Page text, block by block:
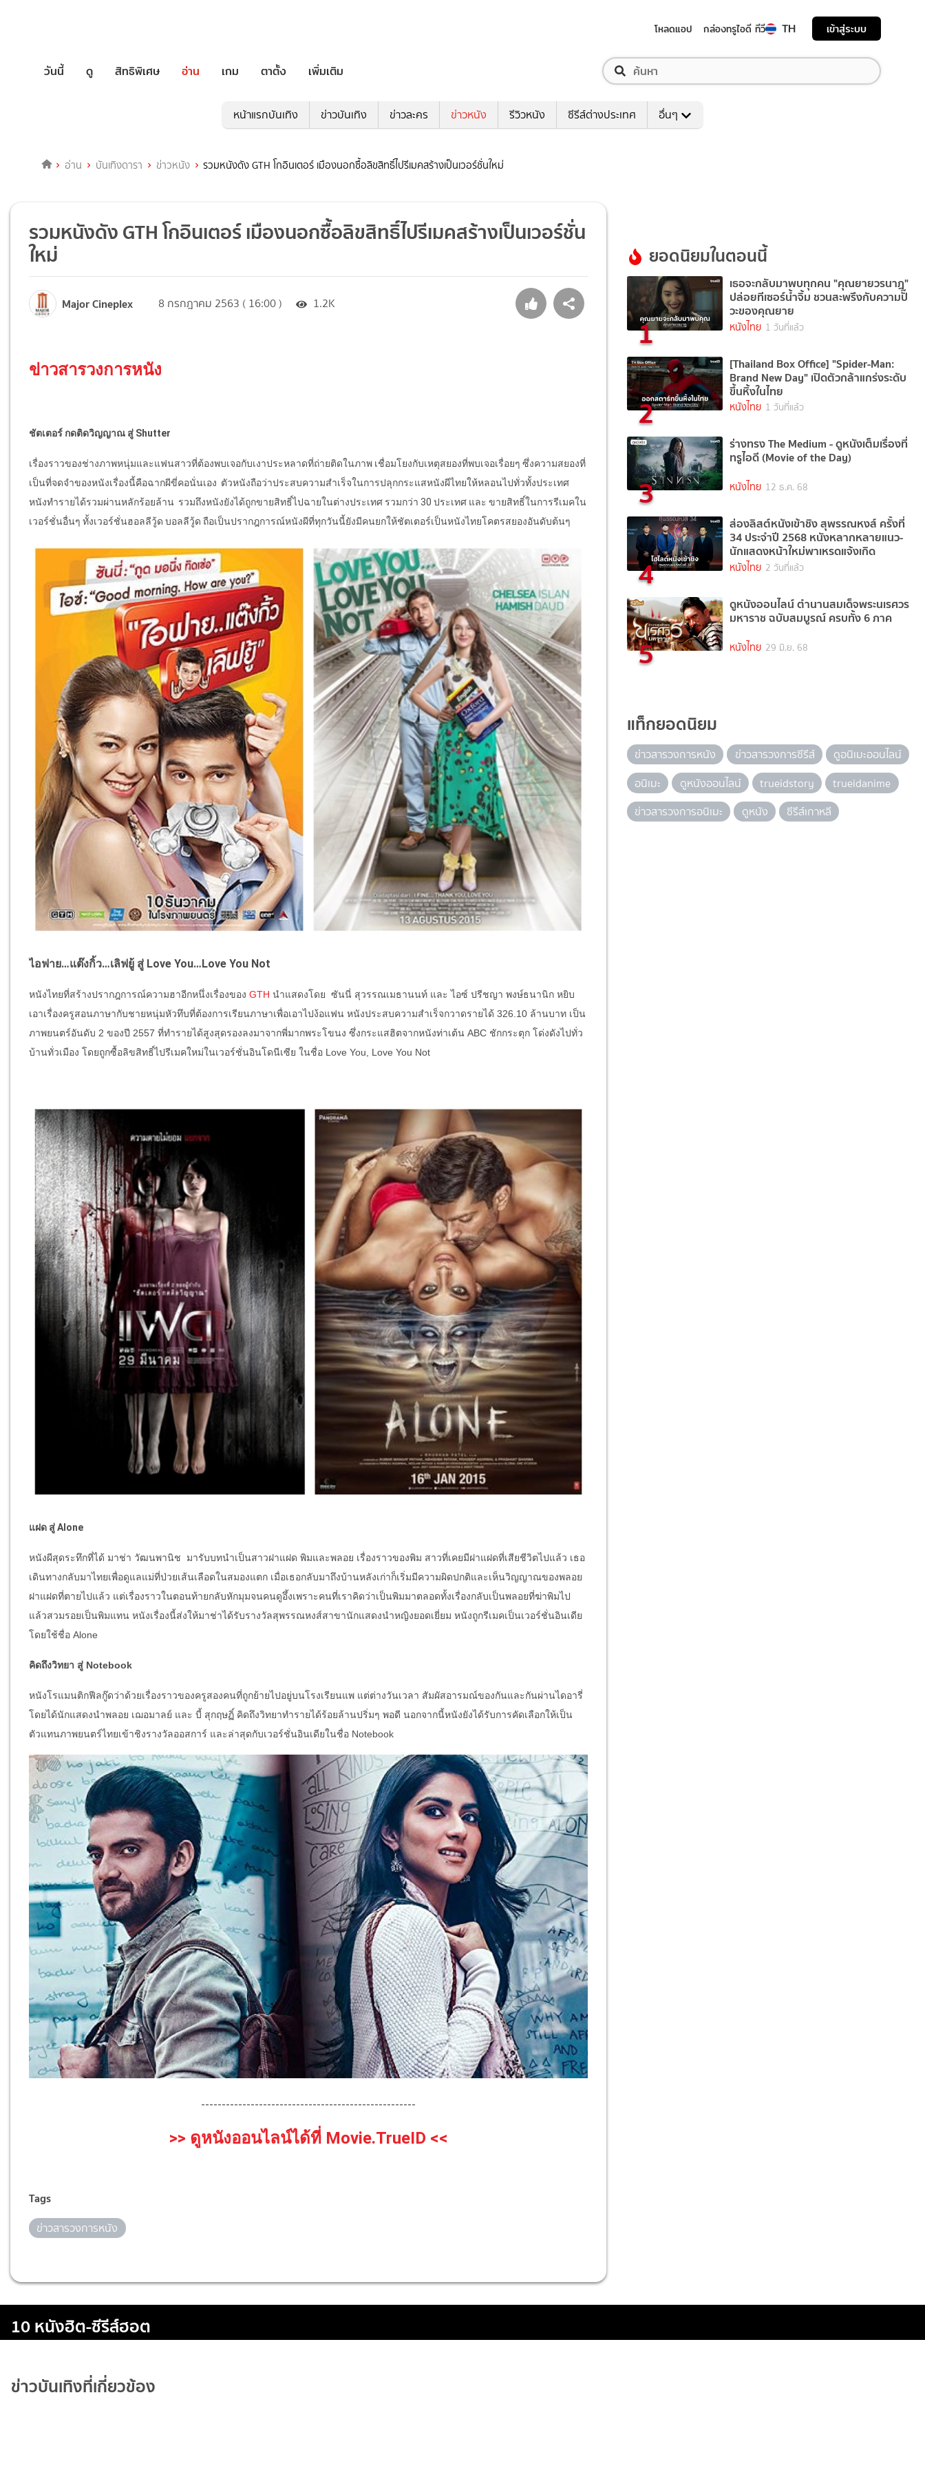
โหลดแอป กล่องทรูไอดี ทีวี TH เข้าสู่ระบบ
วันนี้ ดู สิทธิพิเศษ อ่าน เกม ตาตั้ง เพิ่มเติม
หน้าแรกบันเทิง ข่าวบันเทิง ข่าวละคร ข่าวหนัง รีวิวหนัง ซีรีส์ต่างประเทศ อื่นๆ
อ่าน บันเทิงดารา ข่าวหนัง รวมหนังดัง GTH โกอินเตอร์ เมืองนอกซื้อลิขสิทธิ์ไปรีเมคสร้างเป็นเวอร์ชั่นใหม่
รวมหนังดัง GTH โกอินเตอร์ เมืองนอกซื้อลิขสิทธิ์ไปรีเมคสร้างเป็นเวอร์ชั่น
ใหม่
Major Cineplex 8 กรกฎาคม 2563 ( 16:00 ) 1.2K
ข่าวสารวงการหนัง
ชัตเตอร์ กดติดวิญญาณ สู่ Shutter
เรื่องราวของช่างภาพหนุ่มและแฟนสาวที่ต้องพบเจอกับเงาประหลาดที่ถ่ายติดในภาพ เชื่อมโยงกับเหตุสยองที่พบเจอเรื่อยๆ ซึ่งความสยองที่
เป็นที่จดจำของหนังเรื่องนี้คือฉากผีขี่คอนั่นเอง ตัวหนังถือว่าประสบความสำเร็จในการปลุกกระแสหนังผีไทยให้หลอนไปทั่วทั้งประเทศ
หนังทำรายได้รวมผ่านหลักร้อยล้าน รวมถึงหนังยังได้ถูกขายสิทธิ์ไปฉายในต่างประเทศ รวมกว่า 30 ประเทศ และ ขายสิทธิ์ในการรีเมคใน
เวอร์ชั่นอื่นๆ ทั้งเวอร์ชั่นฮอลลีวู้ด บอลลีวู้ด ถือเป็นปรากฎการณ์หนังผีที่ทุกวันนี้ยังมีคนยกให้ชัตเตอร์เป็นหนังไทยโคตรสยองอันดับต้นๆ
ไอฟาย…แต๊งกิ้ว…เลิฟยู้ สู่ Love You…Love You Not
หนังไทยที่สร้างปรากฎการณ์ความฮาอีกหนึ่งเรื่องของGTH นำแสดงโดย ซันนี่ สุวรรณเมธานนท์ และ ไอซ์ ปรีชญา พงษ์ธนานิก หยิบ
เอาเรื่องครูสอนภาษากับชายหนุ่มหัวทึบที่ต้องการเรียนภาษาเพื่อเอาไปง้อแฟน หนังประสบความสำเร็จกวาดรายได้ 326.10 ล้านบาท เป็น
ภาพยนตร์อันดับ 2 ของปี 2557 ที่ทำรายได้สูงสุดรองลงมาจากพี่มากพระโขนง ซึ่งกระแสฮิตจากหนังท่าเต้น ABC ชักกระตุก โด่งดังไปทั่ว
บ้านทั่วเมือง โดยถูกซื้อลิขสิทธิ์ไปรีเมคใหม่ในเวอร์ชั่นอินโดนีเซีย ในชื่อ Love You, Love You Not
แฝด สู่ Alone
หนังผีสุดระทึกที่ได้ มาช่า วัฒนพานิช มารับบทนำเป็นสาวฝาแฝด พิมและพลอย เรื่องราวของพิม สาวที่เคยมีฝาแฝดที่เสียชีวิตไปแล้ว เธอ
เดินทางกลับมาไทยเพื่อดูแลแม่ที่ป่วยเส้นเลือดในสมองแตก เมื่อเธอกลับมาถึงบ้านหลังเก่าก็เริ่มมีความผิดปกติและเห็นวิญญาณของพลอย
ฝาแฝดที่ตายไปแล้ว แต่เรื่องราวในตอนท้ายกลับหักมุมจนคนดูอึ้งเพราะคนที่เราคิดว่าเป็นพิมมาตลอดทั้งเรื่องกลับเป็นพลอยที่ฆ่าพิมไป
แล้วสวมรอยเป็นพิมแทน หนังเรื่องนี้ส่งให้มาช่าได้รับรางวัลสุพรรณหงส์สาขานักแสดงนำหญิงยอดเยี่ยม หนังถูกรีเมคเป็นเวอร์ชั่นอินเดีย
โดยใช้ชื่อ Alone
คิดถึงวิทยา สู่ Notebook
หนังโรแมนติกฟีลกู๊ดว่าด้วยเรื่องราวของครูสองคนที่ถูกย้ายไปอยู่บนโรงเรียนแพ แต่ต่างวันเวลา สัมผัสอารมณ์ของกันและกันผ่านไดอารี่
โดยได้นักแสดงนำพลอย เฌอมาลย์ และ บี้ สุกฤษฏิ์ คิดถึงวิทยาทำรายได้ร้อยล้านปริ่มๆ พอดี นอกจากนี้หนังยังได้รับการคัดเลือกให้เป็น
ตัวแทนภาพยนตร์ไทยเข้าชิงรางวัลออสการ์ และล่าสุดกับเวอร์ชั่นอินเดียในชื่อ Notebook
----------------------------------------------------
>> ดูหนังออนไลน์ได้ที่ Movie.TrueID <<
Tags
ข่าวสารวงการหนัง
ยอดนิยมในตอนนี้
1
เธอจะกลับมาพบทุกคน "คุณยายวรนาฏ"
ปล่อยทีเซอร์น้ำจิ้ม ชวนสะพรึงกับความปั๊
วะของคุณยาย
หนังไทย 1 วันที่แล้ว
2
[Thailand Box Office] "Spider-Man:
Brand New Day" เปิดตัวกล้าแกร่งระดับ
ขึ้นหิ้งในไทย
หนังไทย 1 วันที่แล้ว
3
ร่างทรง The Medium - ดูหนังเต็มเรื่องที่
ทรูไอดี (Movie of the Day)
หนังไทย 12 ธ.ค. 68
4
ส่องลิสต์หนังเข้าชิง สุพรรณหงส์ ครั้งที่
34 ประจำปี 2568 หนังหลากหลายแนว-
นักแสดงหน้าใหม่พาเหรดแจ้งเกิด
หนังไทย 2 วันที่แล้ว
5
ดูหนังออนไลน์ ตํานานสมเด็จพระนเรศวร
มหาราช ฉบับสมบูรณ์ ครบทั้ง 6 ภาค
หนังไทย 29 มิ.ย. 68
แท็กยอดนิยม
ข่าวสารวงการหนัง ข่าวสารวงการซีรีส์
ดูอนิเมะออนไลน์
อนิเมะ
ดูหนังออนไลน์ trueidstory
trueidanime
ข่าวสารวงการอนิเมะ
ดูหนัง ซีรีส์เกาหลี
10 หนังฮิต-ซีรีส์ฮอต
ข่าวบันเทิงที่เกี่ยวข้อง